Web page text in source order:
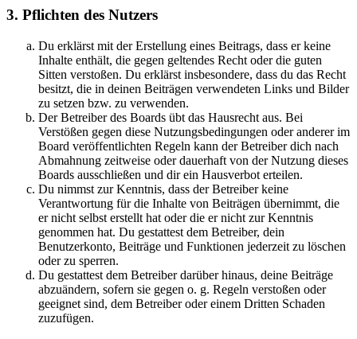
3. Pflichten des Nutzers
Du erklärst mit der Erstellung eines Beitrags, dass er keine
Inhalte enthält, die gegen geltendes Recht oder die guten
Sitten verstoßen. Du erklärst insbesondere, dass du das Recht
besitzt, die in deinen Beiträgen verwendeten Links und Bilder
zu setzen bzw. zu verwenden.
Der Betreiber des Boards übt das Hausrecht aus. Bei
Verstößen gegen diese Nutzungsbedingungen oder anderer im
Board veröffentlichten Regeln kann der Betreiber dich nach
Abmahnung zeitweise oder dauerhaft von der Nutzung dieses
Boards ausschließen und dir ein Hausverbot erteilen.
Du nimmst zur Kenntnis, dass der Betreiber keine
Verantwortung für die Inhalte von Beiträgen übernimmt, die
er nicht selbst erstellt hat oder die er nicht zur Kenntnis
genommen hat. Du gestattest dem Betreiber, dein
Benutzerkonto, Beiträge und Funktionen jederzeit zu löschen
oder zu sperren.
Du gestattest dem Betreiber darüber hinaus, deine Beiträge
abzuändern, sofern sie gegen o. g. Regeln verstoßen oder
geeignet sind, dem Betreiber oder einem Dritten Schaden
zuzufügen.